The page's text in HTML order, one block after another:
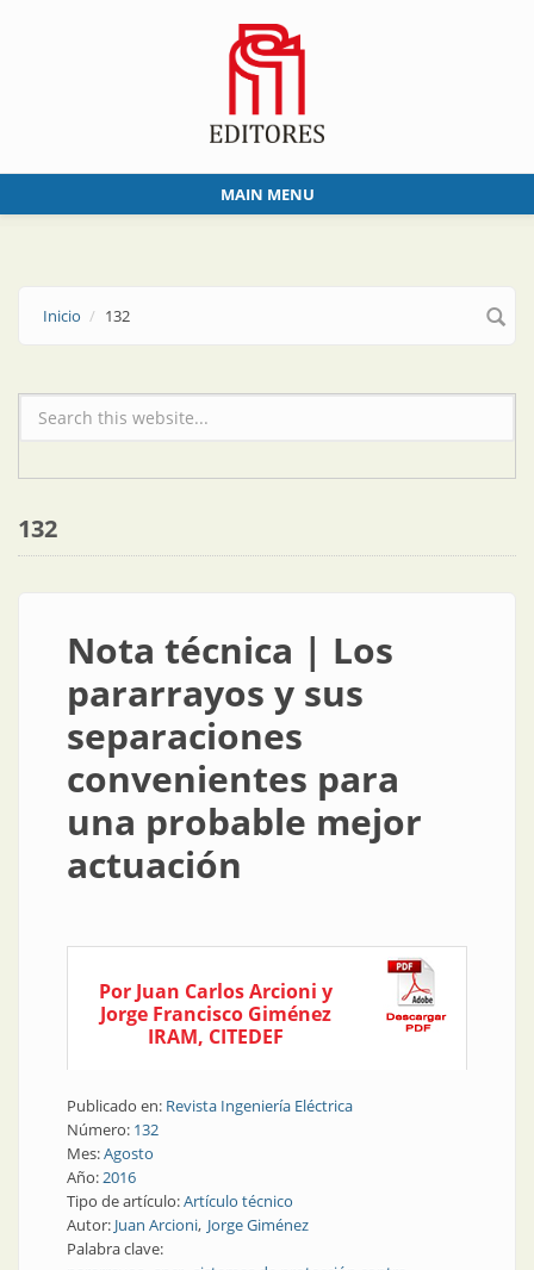
MAIN MENU
Inicio 132
Formulario de búsqueda
132
Nota técnica | Los
pararrayos y sus
separaciones
convenientes para
una probable mejor
actuación
Por Juan Carlos Arcioni y
Jorge Francisco Giménez
IRAM, CITEDEF
Publicado en: Revista Ingeniería Eléctrica
Número: 132
Mes:Agosto
Año:2016
Tipo de artículo:Artículo técnico
Autor: Juan Arcioni Jorge Giménez
Palabra clave: